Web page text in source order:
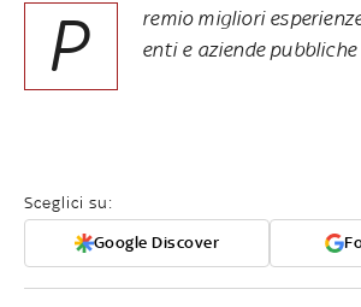
P
remio migliori
enti e aziende pubbliche
Sceglici su:
Google Discover